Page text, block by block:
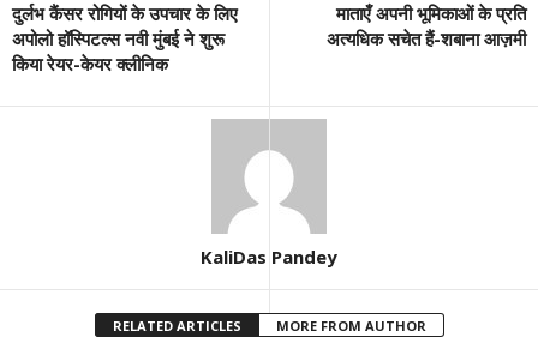
दुर्लभ कैंसर रोगियों के उपचार के लिए
अपोलो हॉस्पिटल्स नवी मुंबई ने शुरू
किया रेयर-केयर क्लीनिक
माताएँ अपनी भूमिकाओं के प्रति
अत्यधिक सचेत हैं-शबाना आज़मी
KaliDas Pandey
RELATED ARTICLES MORE FROM AUTHOR